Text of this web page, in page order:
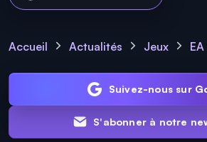
Accueil Actualités Jeux
Suivez-nous sur
S'abonner à notre